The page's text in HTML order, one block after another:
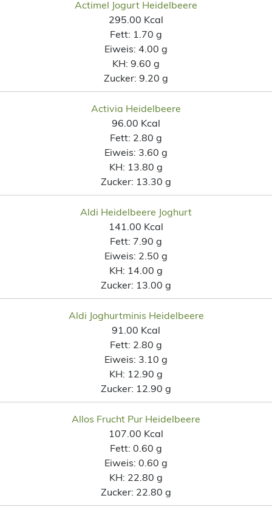
Actimel Jogurt Heidelbeere
295.00 Kcal
Fett: 1.70 g
Eiweis: 4.00 g
KH: 9.60 g
Zucker: 9.20 g
Activia Heidelbeere
96.00 Kcal
Fett: 2.80 g
Eiweis: 3.60 g
KH: 13.80 g
Zucker: 13.30 g
Aldi Heidelbeere Joghurt
141.00 Kcal
Fett: 7.90 g
Eiweis: 2.50 g
KH: 14.00 g
Zucker: 13.00 g
Aldi Joghurtminis Heidelbeere
91.00 Kcal
Fett: 2.80 g
Eiweis: 3.10 g
KH: 12.90 g
Zucker: 12.90 g
Allos Frucht Pur Heidelbeere
107.00 Kcal
Fett: 0.60 g
Eiweis: 0.60 g
KH: 22.80 g
Zucker: 22.80 g